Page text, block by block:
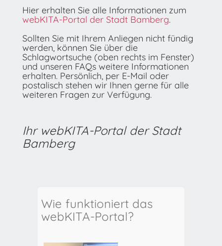
Hier erhalten Sie alle Informationen zum
webKITA-Portal der Stadt Bamberg.
Sollten Sie mit Ihrem Anliegen nicht fündig
werden, können Sie über die
Schlagwortsuche (oben rechts im Fenster)
und unseren FAQs weitere Informationen
erhalten. Persönlich, per E-Mail oder
postalisch stehen wir Ihnen gerne für alle
weiteren Fragen zur Verfügung.
Ihr webKITA-Portal der Stadt
Bamberg
Wie funktioniert das
webKITA-Portal?